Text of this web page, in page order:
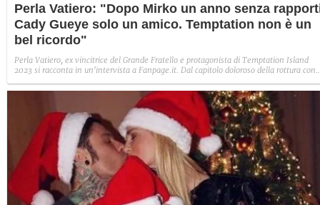
Perla Vatiero: "Dopo Mirko un anno senza
Cady Gueye solo un amico. Temptation non è un
bel ricordo"
Perla Vatiero, ex vincitrice del Grande Fratello e protagonista di Temptation Island
2023 si racconta in un'intervista a Fanpage.it. Dal capitolo doloroso della rottura con
ritrovato con se stessa: "Per quasi un anno ho scelto di non frequentare nessuno. Ora
sono pronta a riaprire il mio cuore".